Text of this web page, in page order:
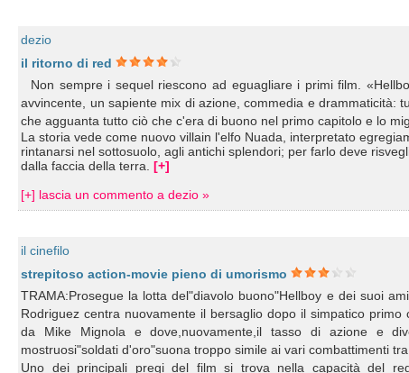
dezio
il ritorno di red
Non sempre i sequel riescono ad eguagliare i primi film.
avvincente, un sapiente mix di azione, commedia e drammaticità:
che agguanta tutto ciò che c'era di buono nel primo capitolo e lo
La storia vede come nuovo villain l'elfo Nuada, interpretato
rintanarsi nel sottosuolo, agli antichi splendori; per farlo deve
dalla faccia della terra.[+]
[+] lascia un commento a dezio »
il cinefilo
strepitoso action-movie pieno di umorismo
TRAMA:Prosegue la lotta del"diavolo buono"Hellboy e dei suoi
Rodriguez centra nuovamente il bersaglio dopo il simpatico
da Mike Mignola e dove,nuovamente,il tasso di azione e
mostruosi"soldati d'oro"suona troppo simile ai vari combattimenti
Uno dei principali pregi del film si trova nella capacità del